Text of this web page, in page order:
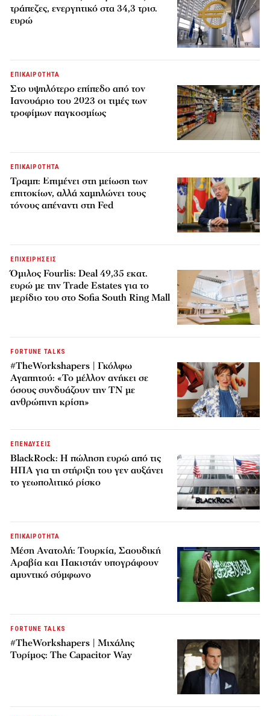
τράπεζες, ενεργητικό στα 34,3 τρισ.
ευρώ
ΕΠΙΚΑΙΡΟΤΗΤΑ
Στο υψηλότερο επίπεδο από τον
Ιανουάριο του 2023 οι τιμές των
τροφίμων παγκοσμίως
ΕΠΙΚΑΙΡΟΤΗΤΑ
Τραμπ: Επιμένει στη μείωση των
επιτοκίων, αλλά χαμηλώνει τους
τόνους απέναντι στη Fed
ΕΠΙΧΕΙΡΗΣΕΙΣ
Όμιλος Fourlis: Deal 49,35 εκατ.
ευρώ με την Trade Estates για το
μερίδιο του στο Sofia South Ring Mall
FORTUNE TALKS
#TheWorkshapers | Γκόλφω
Αγαπητού: «Το μέλλον ανήκει σε
όσους συνδυάζουν την ΤΝ με
ανθρώπινη κρίση»
ΕΠΕΝΔΥΣΕΙΣ
BlackRock: Η πώληση ευρώ από τις
ΗΠΑ για τη στήριξη του γεν αυξάνει
το γεωπολιτικό ρίσκο
ΕΠΙΚΑΙΡΟΤΗΤΑ
Μέση Ανατολή: Τουρκία, Σαουδική
Αραβία και Πακιστάν υπογράφουν
αμυντικό σύμφωνο
FORTUNE TALKS
#TheWorkshapers | Μιχάλης
Τυρίμος: The Capacitor Way